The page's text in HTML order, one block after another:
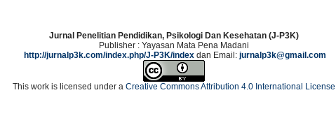
Jurnal Penelitian Pendidikan, Psikologi Dan Kesehatan (J-P3K)
Publisher : Yayasan Mata Pena Madani
http://jurnalp3k.com/index.php/J-P3K/indexdan Email: jurnalp3k@gmail.com
This work is licensed under a Creative Commons Attribution 4.0 International License